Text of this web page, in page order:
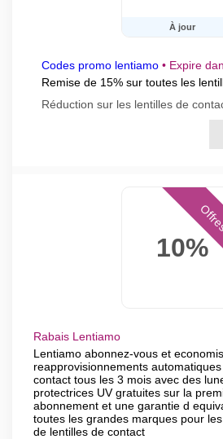
À jour
Codes promo lentiamo • Expire
Remise de 15% sur toutes les
Réduction sur les lentilles de
10%
Rabais Lentiamo
Lentiamo abonnez-vous et
reapprovisionnements
contact tous les 3 mois avec des
protectrices UV gratuites sur la
abonnement et une garantie d
toutes les grandes marques pour
de lentilles de contact